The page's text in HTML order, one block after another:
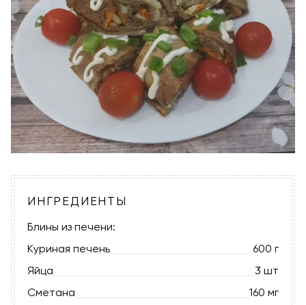
ИНГРЕДИЕНТЫ
Блины из печени:
Куриная печень
600 г
Яйца
3 шт
Сметана
160 мг